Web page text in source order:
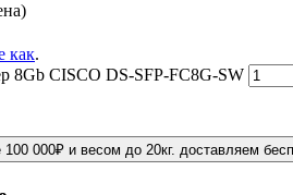
как.
8Gb CISCO DS-SFP-FC8G-SW
000₽ и весом до 20кг. доставляем